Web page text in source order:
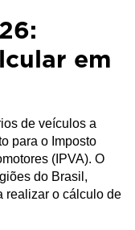
em
de veículos a
para o Imposto
(IPVA). O
do Brasil,
realizar o cálculo de